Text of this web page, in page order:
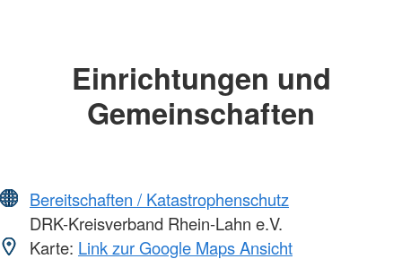
Einrichtungen und
Gemeinschaften
Bereitschaften / Katastrophenschutz
DRK-Kreisverband Rhein-Lahn e.V.
Karte: Link zur Google Maps Ansicht